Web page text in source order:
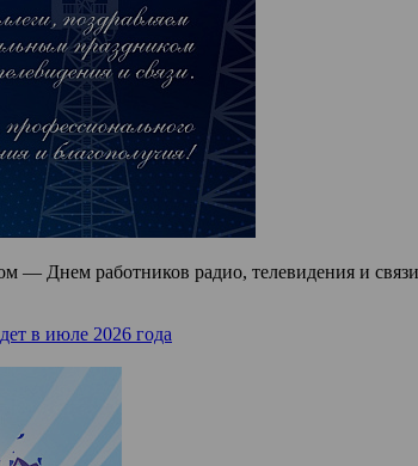
— Днем работников радио, телевидения и
в июле 2026 года